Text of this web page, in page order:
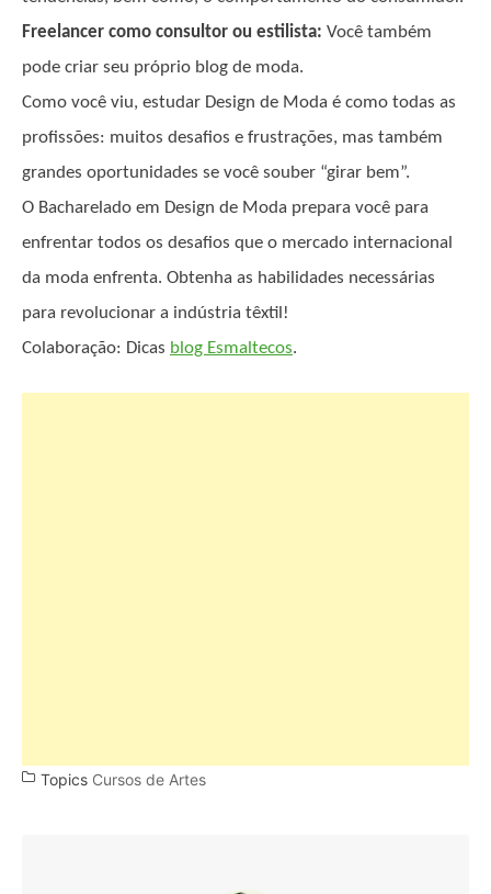
Freelancer como consultor ou estilista: Você também
pode criar seu próprio blog de moda.
Como você viu, estudar Design de Moda é como todas as
profissões: muitos desafios e frustrações, mas também
grandes oportunidades se você souber “girar bem”.
O Bacharelado em Design de Moda prepara você para
enfrentar todos os desafios que o mercado internacional
da moda enfrenta. Obtenha as habilidades necessárias
para revolucionar a indústria têxtil!
Colaboração: Dicas blog Esmaltecos.
Topics Cursos de Artes